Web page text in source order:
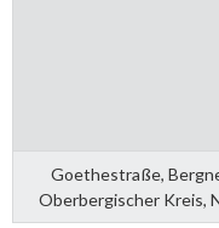
Goethestraße,
Oberbergischer Kreis,